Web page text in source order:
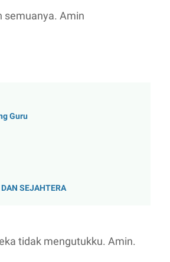
semuanya. Amin
Guru
SEJAHTERA
tidak mengutukku. Amin.